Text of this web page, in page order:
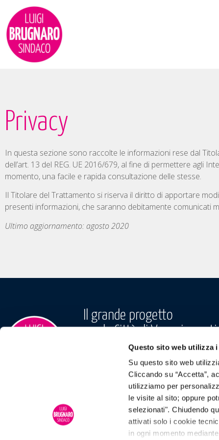
Questo sito web utilizza
Su questo sito web
Cliccando su “Accetta”,
utilizziamo per
le visite al sito; oppure
selezionati". Chiudendo
attivati solo i cookie
in ogni momento
Privacy
In questa sezione sono raccolte le informazioni rese dal
dell’art. 13 del REG. UE 2016/679, al fine di permettere agli
momento, una facile e rapida consultazione delle stesse.
Il Titolare del Trattamento si riserva il diritto di apportare
presenti informazioni, che saranno debitamente comunicati
Ultimo aggiornamento: agosto 2020
Il grande progetto
per le Città di Venezia
PARTECIPA
Copyright © 2020 | Tutti i diritti riservati | Privacy|Cookies policy|